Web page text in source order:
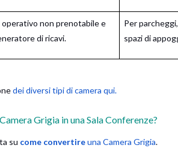
operativo non prenotabile e
di ricavi.
Per
spazi di
dei diversi tipi di camera qui.
Grigia in una Sala Conferenze?
su come convertireuna Camera Grigia.